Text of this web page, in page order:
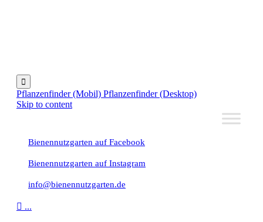

Pflanzenfinder (Mobil) Pflanzenfinder (Desktop)
Skip to content
Bienennutzgarten auf Facebook
Bienennutzgarten auf Instagram
info@bienennutzgarten.de
 ...